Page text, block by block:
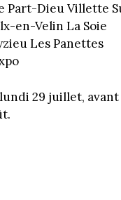
Part-Dieu Villette
en-Velin La Soie
Les Panettes
29 juillet,